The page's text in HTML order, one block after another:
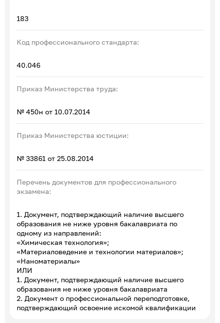
183
Код профессионального стандарта:
40.046
Приказ Министерства труда:
№ 450н от 10.07.2014
Приказ Министерства юстиции:
№ 33861 от 25.08.2014
Перечень документов для профессионального
экзамена:
1. Документ, подтверждающий наличие высшего
образования не ниже уровня бакалавриата по
одному из направлений:
«Химическая технология»;
«Материаловедение и технологии материалов»;
«Наноматериалы»
ИЛИ
1. Документ, подтверждающий наличие высшего
образования не ниже уровня бакалавриата
2. Документ о профессиональной переподготовке,
подтверждающий освоение искомой квалификации